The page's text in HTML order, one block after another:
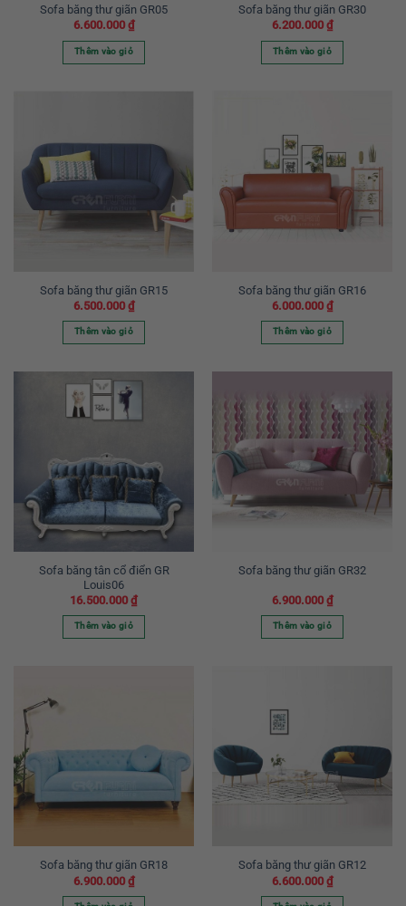
Sofa băng thư giãn GR05
6.600.000 ₫
Thêm vào giỏ
Sofa băng thư giãn GR30
6.200.000 ₫
Thêm vào giỏ
Sofa băng thư giãn GR15
6.500.000 ₫
Thêm vào giỏ
Sofa băng thư giãn GR16
6.000.000 ₫
Thêm vào giỏ
Sofa băng tân cổ điển GR
Louis06
16.500.000 ₫
Thêm vào giỏ
Sofa băng thư giãn GR32
6.900.000 ₫
Thêm vào giỏ
Sofa băng thư giãn GR18
6.900.000 ₫
Sofa băng thư giãn GR12
6.600.000 ₫